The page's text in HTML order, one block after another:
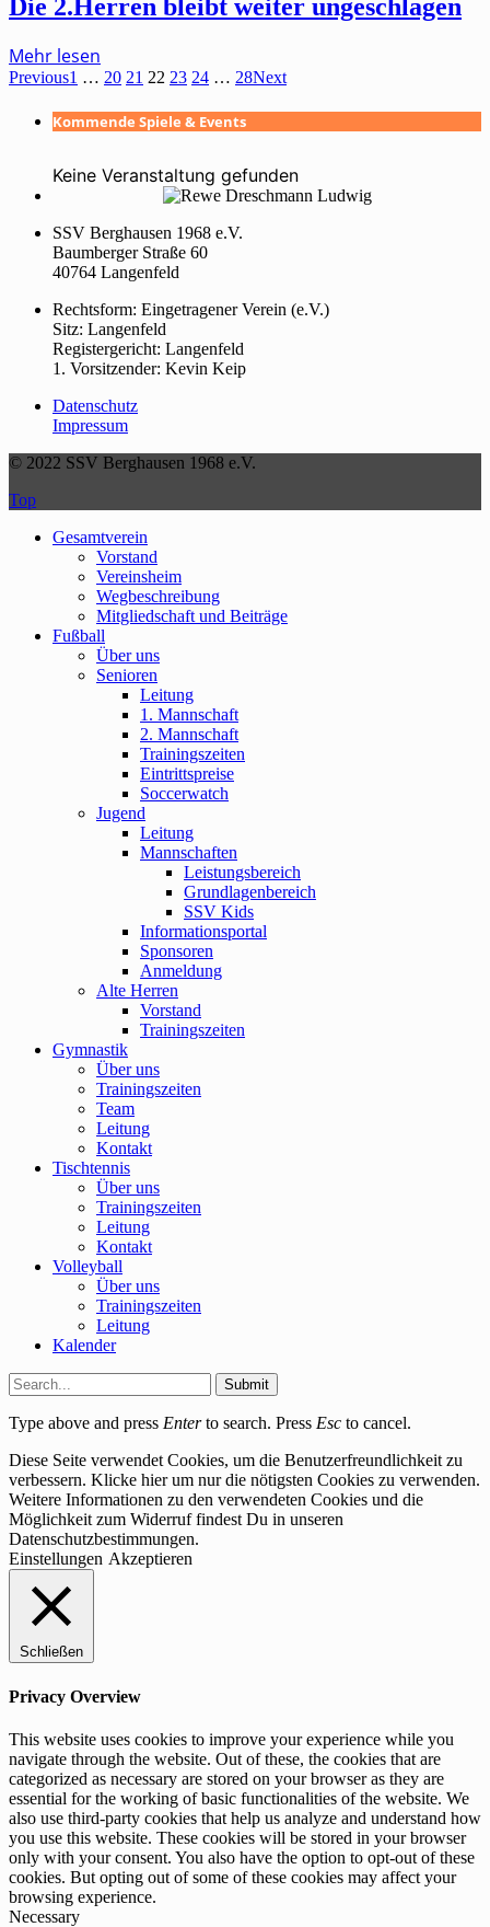
Die 2.Herren bleibt weiter ungeschlagen
Mehr lesen
Previous1 … 20 21 22 23 24 … 28Next
Kommende Spiele & Events
Keine Veranstaltung gefunden
SSV Berghausen 1968 e.V.
Baumberger Straße 60
40764 Langenfeld
Rechtsform: Eingetragener Verein (e.V.)
Sitz: Langenfeld
Registergericht: Langenfeld
1. Vorsitzender: Kevin Keip
Datenschutz
Impressum
© 2022 SSV Berghausen 1968 e.V.
Top
Gesamtverein
Vorstand
Vereinsheim
Wegbeschreibung
Mitgliedschaft und Beiträge
Fußball
Über uns
Senioren
Leitung
1. Mannschaft
2. Mannschaft
Trainingszeiten
Eintrittspreise
Soccerwatch
Jugend
Leitung
Mannschaften
Leistungsbereich
Grundlagenbereich
SSV Kids
Informationsportal
Sponsoren
Anmeldung
Alte Herren
Vorstand
Trainingszeiten
Gymnastik
Über uns
Trainingszeiten
Team
Leitung
Kontakt
Tischtennis
Über uns
Trainingszeiten
Leitung
Kontakt
Volleyball
Über uns
Trainingszeiten
Leitung
Kalender
Submit
Type above and press Enterto search. Press Esc to cancel.
Diese Seite verwendet Cookies, um die Benutzerfreundlichkeit zu
verbessern. Klicke hier um nur die nötigsten Cookies zu verwenden.
Weitere Informationen zu den verwendeten Cookies und die
Möglichkeit zum Widerruf findest Du in unseren
Datenschutzbestimmungen.
Einstellungen Akzeptieren
Schließen
Privacy Overview
This website uses cookies to improve your experience while you
navigate through the website. Out of these, the cookies that are
categorized as necessary are stored on your browser as they are
essential for the working of basic functionalities of the website. We
also use third-party cookies that help us analyze and understand how
you use this website. These cookies will be stored in your browser
only with your consent. You also have the option to opt-out of these
cookies. But opting out of some of these cookies may affect your
browsing experience.
Necessary